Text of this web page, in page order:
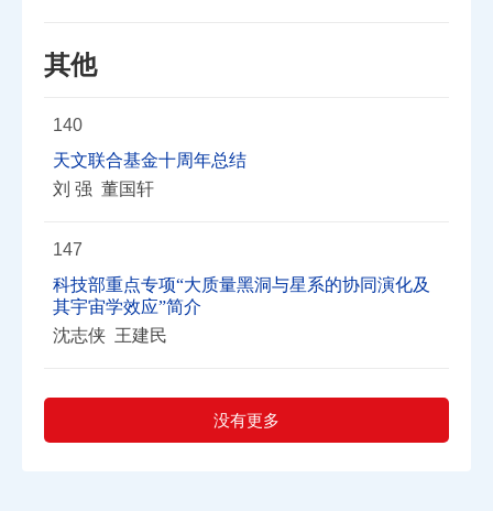
其他
140
天文联合基金十周年总结
刘 强 董国轩
147
科技部重点专项“大质量黑洞与星系的协同演化及
其宇宙学效应”简介
沈志侠 王建民
没有更多